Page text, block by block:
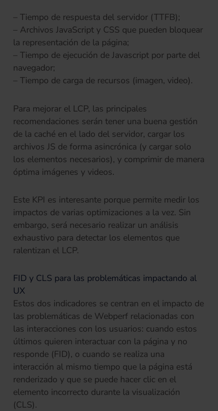
– Tiempo de respuesta del servidor (TTFB);
– Archivos JavaScript y CSS que pueden bloquear
la representación de la página;
– Tiempo de ejecución de Javascript por parte del
navegador;
– Tiempo de carga de recursos (imagen, video).
Para mejorar el LCP, las principales
recomendaciones serán tener una buena gestión
de la caché en el lado del servidor, cargar los
archivos JS de forma asincrónica (y cargar solo
los elementos necesarios), y comprimir de manera
óptima imágenes y videos.
Este KPI es interesante porque permite medir los
impactos de varias optimizaciones a la vez. Sin
embargo, será necesario realizar un análisis
exhaustivo para detectar los elementos que
ralentizan el LCP.
FID y CLS para las problemáticas impactando al
UX
Estos dos indicadores se centran en el impacto de
las problemáticas de Webperf relacionadas con
las interacciones con los usuarios: cuando estos
últimos quieren interactuar con la página y no
responde (FID), o cuando se realiza una
interacción al mismo tiempo que la página está
renderizado y que se puede hacer clic en el
elemento incorrecto durante la visualización
(CLS).